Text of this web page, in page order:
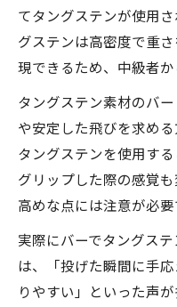
てタングステンが使用
グステンは高密度で重
現できるため、中級者か
タングステン素材のバ
や安定した飛びを求め
タングステンを使用する
グリップした際の感覚
高めな点には注意が必要
実際にバーでタングス
は、「投げた瞬間に手
りやすい」といった声